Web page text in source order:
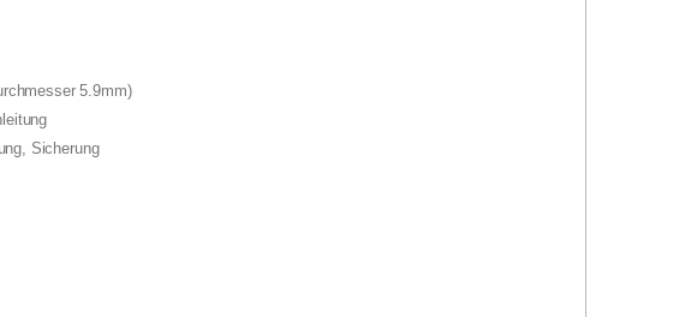
5.9mm)
Sicherung